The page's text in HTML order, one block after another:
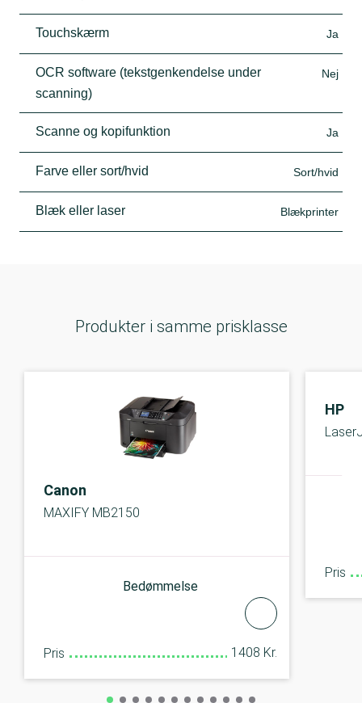
Touchskærm Ja
OCR software (tekstgenkendelse under
scanning)
Nej
Scanne og kopifunktion Ja
Farve eller sort/hvid Sort/hvid
Blæk eller laser Blækprinter
Produkter i samme prisklasse
Canon
MAXIFY MB2150
Bedømmelse
Pris 1408 Kr.
HP
Pris